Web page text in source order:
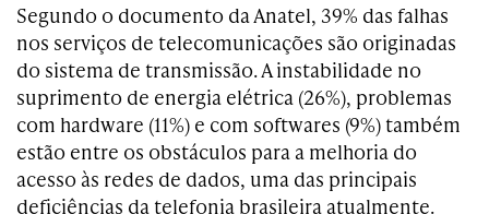
Segundo o documento da Anatel, 39% das falhas
nos serviços de telecomunicações são originadas
do sistema de transmissão. A instabilidade no
suprimento de energia elétrica (26%), problemas
com hardware (11%) e com softwares (9%) também
estão entre os obstáculos para a melhoria do
acesso às redes de dados, uma das principais
deficiências da telefonia brasileira atualmente.